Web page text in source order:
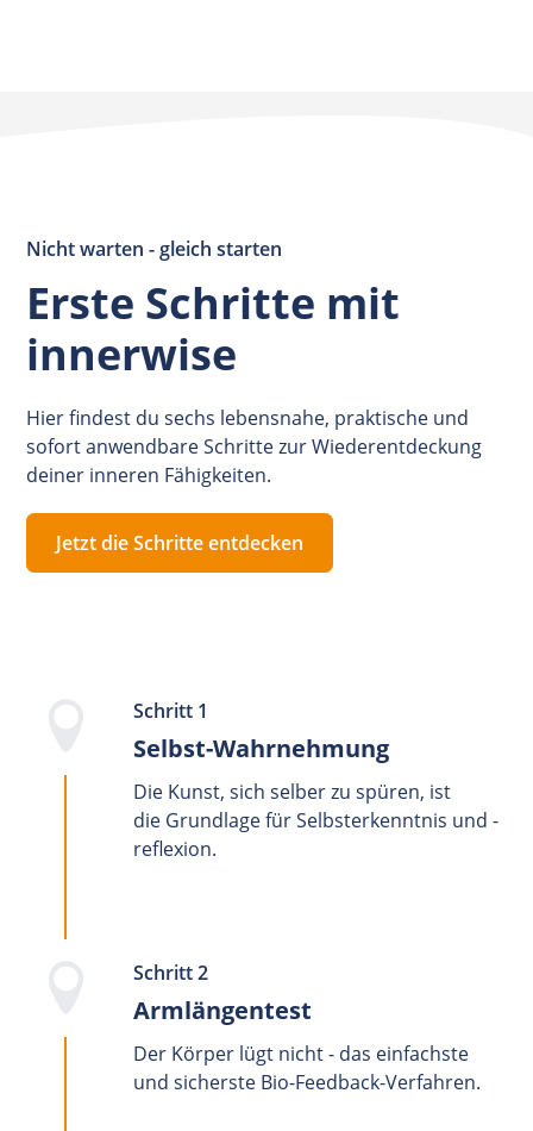
Nicht warten - gleich starten
Erste Schritte mit
innerwise
Hier findest du sechs lebensnahe, praktische und
sofort anwendbare Schritte zur Wiederentdeckung
deiner inneren Fähigkeiten.
Jetzt die Schritte entdecken
Schritt 1
Selbst-Wahrnehmung
Die Kunst, sich selber zu spüren, ist
die Grundlage für Selbsterkenntnis und -
reflexion.
Schritt 2
Armlängentest
Der Körper lügt nicht - das einfachste
und sicherste Bio-Feedback-Verfahren.